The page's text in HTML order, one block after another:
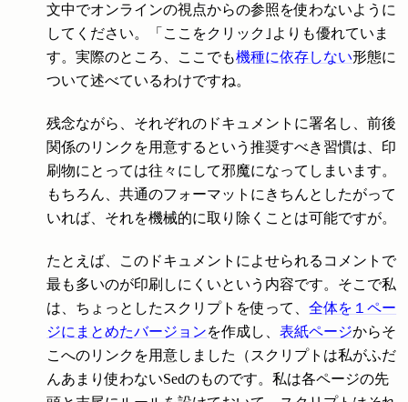
文中でオンラインの視点からの参照を使わないように
してください。「 ここ をクリック｣よりも優れていま
す。実際のところ、ここでも機種に依存しない形態に
ついて述べているわけですね。
残念ながら、それぞれのドキュメントに署名し、前後
関係のリンクを用意するという推奨すべき習慣は、印
刷物にとっては往々にして邪魔になってしまいます。
もちろん、共通のフォーマットにきちんとしたがって
いれば、それを機械的に取り除くことは可能ですが。
たとえば、このドキュメントによせられるコメントで
最も多いのが印刷しにくいという内容です。そこで私
は、ちょっとしたスクリプトを使って、全体を１ペー
ジにまとめたバージョンを作成し、表紙ページからそ
こへのリンクを用意しました（スクリプトは私がふだ
んあまり使わないSedのものです。私は各ページの先